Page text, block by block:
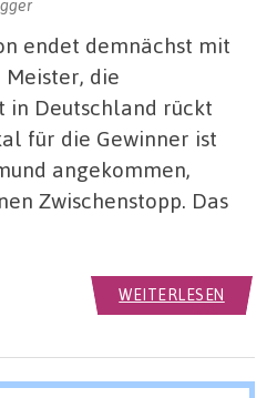
endet demnächst mit
die
in Deutschland rückt
für die Gewinner ist
angekommen,
Zwischenstopp. Das
WEITERLESEN